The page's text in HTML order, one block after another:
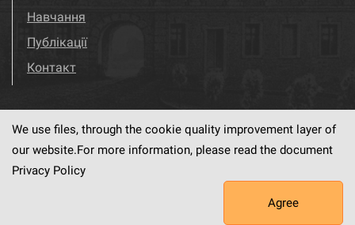
Навчання
Публікації
Контакт
Visit us! Facebook
software created by
We use files, through the cookie quality improvement layer of
our website.For more information, please read the document
Privacy Policy
Agree